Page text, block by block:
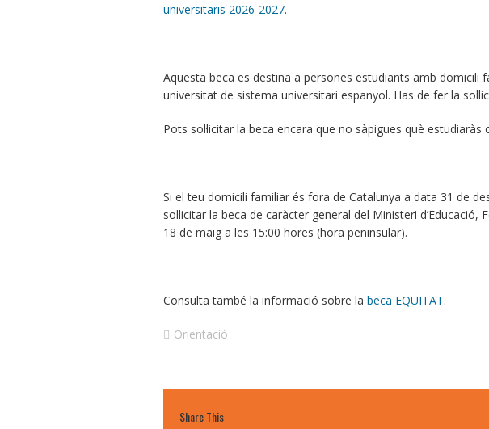
universitaris 2026-2027.
Aquesta beca es destina a persones estudiants amb domicili
universitat de sistema universitari espanyol. Has de fer la
Pots sol·licitar la beca encara que no sàpigues què
Si el teu domicili familiar és fora de Catalunya a data 31 de
sol·licitar la beca de caràcter general del Ministeri
18 de maig a les 15:00 hores (hora peninsular).
Consulta també la informació sobre la beca EQUITAT.
Orientació
Share This